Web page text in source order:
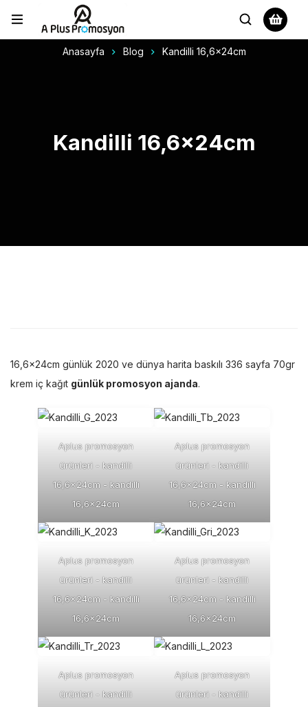
Anasayfa Blog Kandilli 16,6x24cm
Kandilli 16,6x24cm
16,6x24cm günlük 2020 ve dünya harita baskılı 336 sayfa 70gr
krem iç kağıt günlük promosyon ajanda.
Aplus promosyon
ürünleri - kandilli
16,6x24cm - kandilli
16,6x24cm
Aplus promosyon
ürünleri - kandilli
16,6x24cm - kandilli
16,6x24cm
Aplus promosyon
ürünleri - kandilli
16,6x24cm - kandilli
16,6x24cm
Aplus promosyon
ürünleri - kandilli
16,6x24cm - kandilli
16,6x24cm
Aplus promosyon
ürünleri - kandilli
Aplus promosyon
ürünleri - kandilli